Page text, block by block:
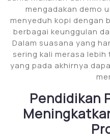
mengadakan demo
menyeduh kopi dengan
berbagai keunggulan
Dalam suasana yang
sering kali merasa
yang pada akhirnya
Pendidikan